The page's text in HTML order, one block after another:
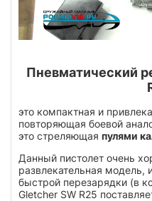
Пневматический
это компактная и
повторяющая боевой
это стреляющая пулями
Данный пистолет очень
развлекательная
быстрой перезарядки (в
Gletcher SW R25